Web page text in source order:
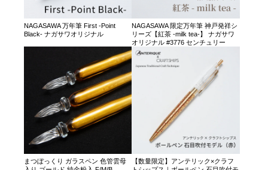
NAGASAWA 万年筆 First -Point
Black- ナガサワオリジナル
NAGASAWA 限定万年筆 神戸発祥シ
リーズ【紅茶 -milk tea-】 ナガサワ
オリジナル #3776 センチュリー
まつぼっくり ガラスペン 色管雲母
【数量限定】アンテリック×クラフ